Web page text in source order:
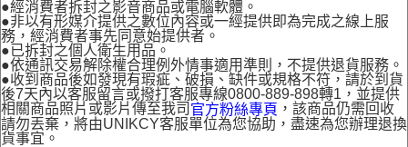
●經消費者拆封之影音商品或電腦軟體。
●非以有形媒介提供之數位內容或一經提供即為完成之線上服
務，經消費者事先同意始提供者。
●已拆封之個人衛生用品。
●依通訊交易解除權合理例外情事適用準則，不提供退貨服務。
●收到商品後如發現有瑕疵、破損、缺件或規格不符，請於到貨
後7天內以客服留言或撥打客服專線0800-889-898轉1，並提供
相關商品照片或影片傳至我司 官方粉絲專頁 ，該商品仍需回收
請勿丟棄，將由UNIKCY客服單位為您協助，盡速為您辦理退換
貨事宜。